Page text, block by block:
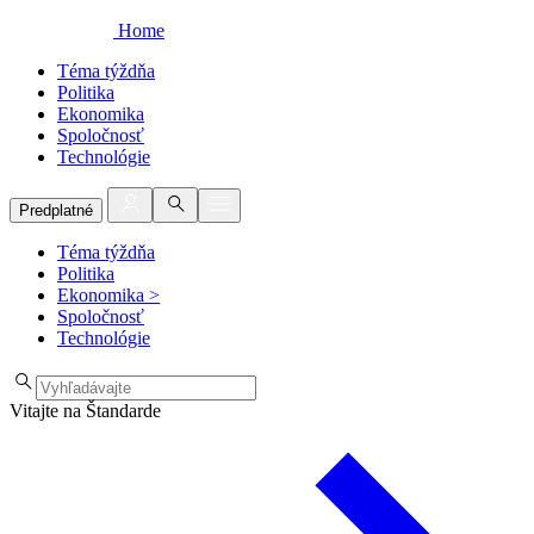
Home
Téma týždňa
Politika
Ekonomika
Spoločnosť
Technológie
Predplatné
Téma týždňa
Politika
Ekonomika >
Spoločnosť
Technológie
Vitajte na Štandarde